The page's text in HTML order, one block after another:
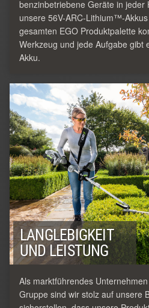
benzinbetriebene Geräte in jeder
unsere 56V-ARC-Lithium™-
gesamten EGO Produktpalette
Werkzeug und jede Aufgabe gibt
Akku.
LANGLEBIGKEIT
UND LEISTUNG
Als marktführendes
Gruppe sind wir stolz auf unsere